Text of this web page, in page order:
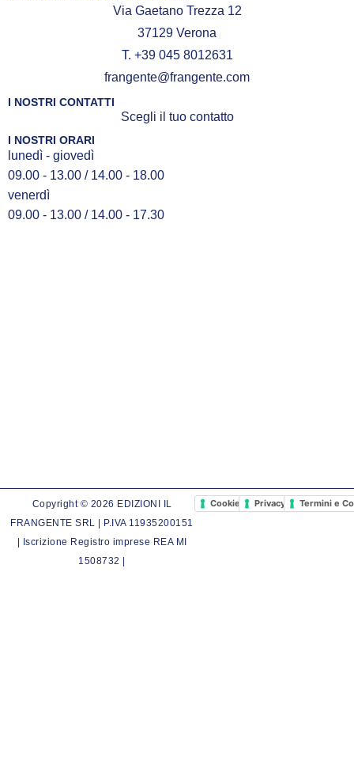
Via Gaetano Trezza 12
37129 Verona
T. +39 045 8012631
frangente@frangente.com
I NOSTRI CONTATTI
Scegli il tuo contatto
I NOSTRI ORARI
lunedì - giovedì
09.00 - 13.00 / 14.00 - 18.00
venerdì
09.00 - 13.00 / 14.00 - 17.30
Copyright © 2026 EDIZIONI IL
FRANGENTE SRL | P.IVA 11935200151
| Iscrizione Registro imprese REA MI
1508732 |
Cookie PolicyPrivacy PolicyTermini e